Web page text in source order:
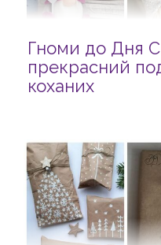
Гноми до Дня
прекрасний
коханих